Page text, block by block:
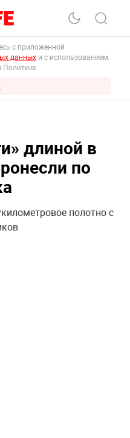
с приложенной
данных и с использованием
длиной в
по
полотно с